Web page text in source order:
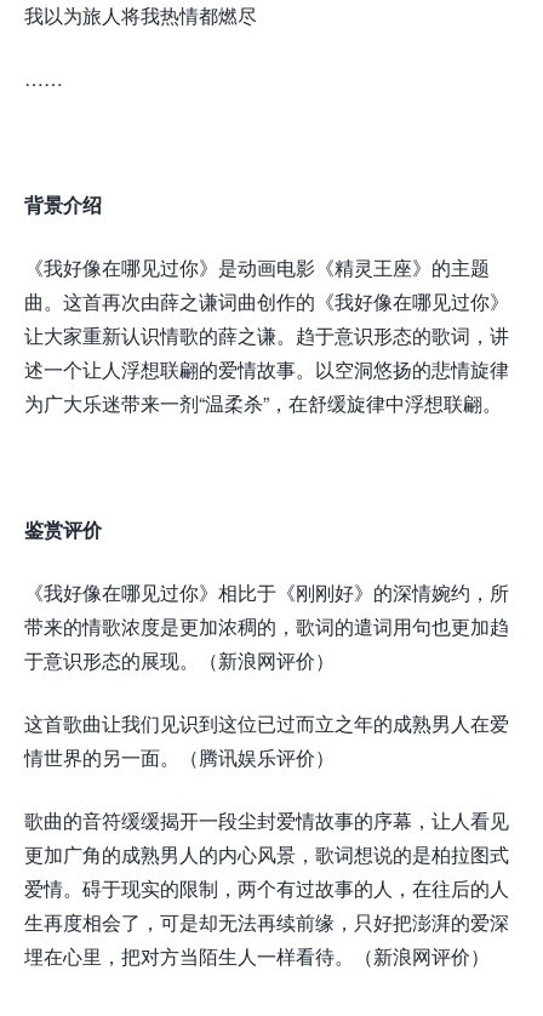
我以为旅人将我热情都燃尽
……
背景介绍
《我好像在哪见过你》是动画电影《精灵王座》的主题
曲。这首再次由薛之谦词曲创作的《我好像在哪见过你》
让大家重新认识情歌的薛之谦。趋于意识形态的歌词，讲
述一个让人浮想联翩的爱情故事。以空洞悠扬的悲情旋律
为广大乐迷带来一剂“温柔杀”，在舒缓旋律中浮想联翩。
鉴赏评价
《我好像在哪见过你》相比于《刚刚好》的深情婉约，所
带来的情歌浓度是更加浓稠的，歌词的遣词用句也更加趋
于意识形态的展现。（新浪网评价）
这首歌曲让我们见识到这位已过而立之年的成熟男人在爱
情世界的另一面。（腾讯娱乐评价）
歌曲的音符缓缓揭开一段尘封爱情故事的序幕，让人看见
更加广角的成熟男人的内心风景，歌词想说的是柏拉图式
爱情。碍于现实的限制，两个有过故事的人，在往后的人
生再度相会了，可是却无法再续前缘，只好把澎湃的爱深
埋在心里，把对方当陌生人一样看待。（新浪网评价）